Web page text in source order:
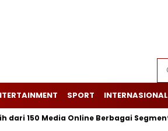
SPORT INTERNASIONAL
Media Online Berbagai Segmentasi